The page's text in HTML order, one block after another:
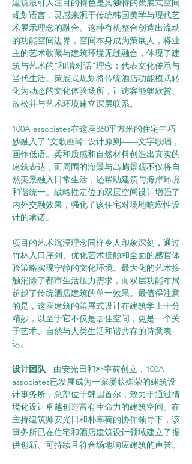
建筑最引人注目的特色是其独特的策展式空间
规划语言，灵感来源于传统韩国美学与现代艺
术展示理念的融合。这种有机整合创造出流动
的功能空间边界，空间本身成为策展人，将业
主的艺术收藏与建筑环境无缝融合，体现了建
筑与艺术的"和谐对话"理念：代表文化传承与
当代生活。策展式规划将传统酒店功能模式转
化为动态的文化体验场所，让访客能够欣赏、
放松并与艺术环境建立深层联系。
100A associates在这座360平方米的住宅中巧
妙融入了"文歌画岭"设计原则——文字歌唱，
画作低语。柔和质感和自然材料创造出真实的
建筑表达，而周围的海景与岛屿景观不仅将自
然美景融入日常生活，还帮助建筑与海岸环境
和谐统一。战略性定位的双层空间设计增强了
内外交融效果，强化了该住宅对场地响应性设
计的承诺。
项目的艺术沉浸理念同样令人印象深刻，通过
竹林入口序列、优化艺术接触和全面的感官体
验策略实现宁静的文化环境。最大化的艺术接
触消除了都市生活压力需求，而双层功能布局
超越了传统酒店建筑的单一效果。最值得注意
的是，这座建筑的策展式设计在建筑学上十分
精妙，以至于它不仅是居住空间，更是一个关
于艺术、自然与人类生活和谐共存的诗意表
达。
设计团队 - 由安光日和朴率荷创立，100A
associates已发展成为一家屡获殊荣的建筑设
计事务所，总部位于韩国首尔，致力于通过情
境化设计卓越创造富有生命力的建筑空间。在
主持建筑师安光日和朴率荷的协作领导下，该
事务所已在住宅和酒店建筑设计领域建立了提
供创新、可持续且符合场地响应建筑的声誉。